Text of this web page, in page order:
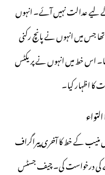
لیے عدالت نہیں آئے۔ انہوں
جس میں انہوں نے پانچ رکنی
اس خط میں انہوں نے پریکٹس
کا اظہار کیا۔
کے خط کا آخری پیراگراف
کی درخواست کی۔ چیف جسٹس